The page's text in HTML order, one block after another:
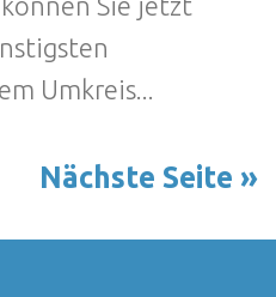
Umkreis...
Nächste Seite »